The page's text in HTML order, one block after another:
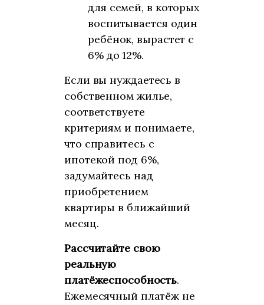
для семей, в которых
воспитывается один
ребёнок, вырастет с
6% до 12%.
Если вы нуждаетесь в
собственном жилье,
соответствуете
критериям и понимаете,
что справитесь с
ипотекой под 6%,
задумайтесь над
приобретением
квартиры в ближайший
месяц.
Рассчитайте свою
реальную
платёжеспособность.
Ежемесячный платёж не